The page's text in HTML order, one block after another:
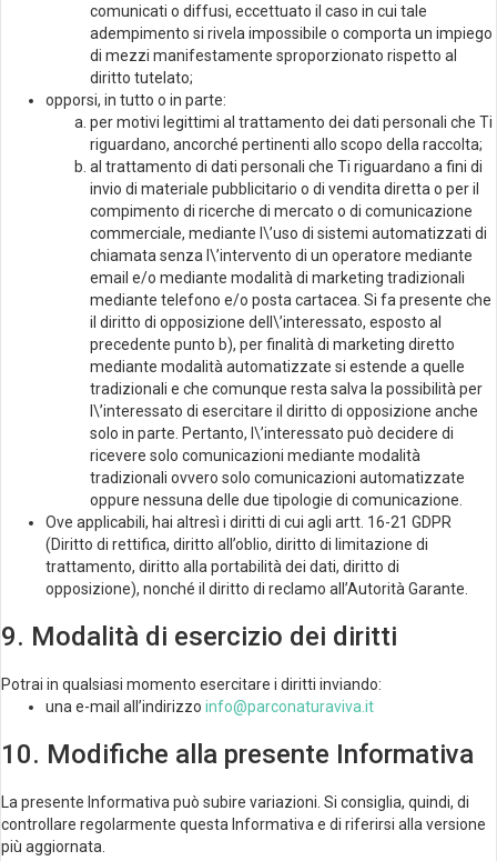
comunicati o diffusi, eccettuato il caso in cui tale
adempimento si rivela impossibile o comporta un impiego
di mezzi manifestamente sproporzionato rispetto al
diritto tutelato;
opporsi, in tutto o in parte:
per motivi legittimi al trattamento dei dati personali che Ti
riguardano, ancorché pertinenti allo scopo della raccolta;
al trattamento di dati personali che Ti riguardano a fini di
invio di materiale pubblicitario o di vendita diretta o per il
compimento di ricerche di mercato o di comunicazione
commerciale, mediante l\’uso di sistemi automatizzati di
chiamata senza l\’intervento di un operatore mediante
email e/o mediante modalità di marketing tradizionali
mediante telefono e/o posta cartacea. Si fa presente che
il diritto di opposizione dell\’interessato, esposto al
precedente punto b), per finalità di marketing diretto
mediante modalità automatizzate si estende a quelle
tradizionali e che comunque resta salva la possibilità per
l\’interessato di esercitare il diritto di opposizione anche
solo in parte. Pertanto, l\’interessato può decidere di
ricevere solo comunicazioni mediante modalità
tradizionali ovvero solo comunicazioni automatizzate
oppure nessuna delle due tipologie di comunicazione.
Ove applicabili, hai altresì i diritti di cui agli artt. 16-21 GDPR
(Diritto di rettifica, diritto all’oblio, diritto di limitazione di
trattamento, diritto alla portabilità dei dati, diritto di
opposizione), nonché il diritto di reclamo all’Autorità Garante.
9. Modalità di esercizio dei diritti
Potrai in qualsiasi momento esercitare i diritti inviando:
una e-mail all’indirizzo info@parconaturaviva.it
10. Modifiche alla presente Informativa
La presente Informativa può subire variazioni. Si consiglia, quindi, di
controllare regolarmente questa Informativa e di riferirsi alla versione
più aggiornata.